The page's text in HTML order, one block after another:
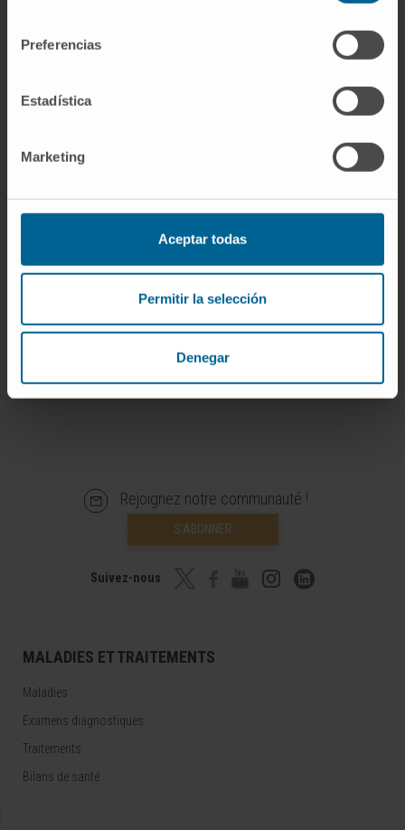
Preferencias
Estadística
Marketing
Aceptar todas
Permitir la selección
Denegar
Fruit de sa recherche, elle a publié plus de
et 7 chapitres de livres.
Plus d’informations
Rejoignez notre communauté !
S’ABONNER
Suivez-nous
MALADIES ET TRAITEMENTS
Maladies
Examens diagnostiques
Traitements
Bilans de santé